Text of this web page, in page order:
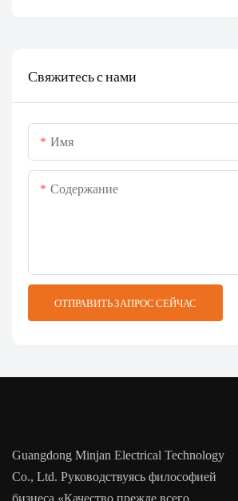
Свяжитесь с нами
Имя
Содержание
ОТПРАВИТЬ ЗАПРОС СЕЙЧАС
Guangdong Minjan Electrical Technology
Co., Ltd. Руководствуясь философией